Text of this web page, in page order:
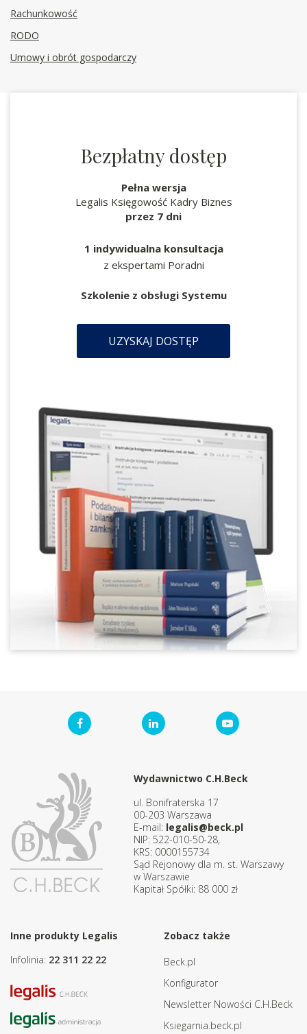
Rachunkowość
RODO
Umowy i obrót gospodarczy
Bezpłatny dostęp
Pełna wersja
Legalis Księgowość Kadry Biznes
przez 7 dni
1 indywidualna konsultacja
z ekspertami Poradni
Szkolenie z obsługi Systemu
UZYSKAJ DOSTĘP
Wydawnictwo C.H.Beck
ul. Bonifraterska 17
00-203 Warszawa
E-mail: legalis@beck.pl
NIP: 522-010-50-28,
KRS: 0000155734
Sąd Rejonowy dla m. st. Warszawy
w Warszawie
Kapitał Spółki: 88 000 zł
Inne produkty Legalis
Infolinia: 22 311 22 22
Zobacz także
Beck.pl
Konfigurator
Newsletter Nowości C.H.Beck
Ksiegarnia.beck.pl